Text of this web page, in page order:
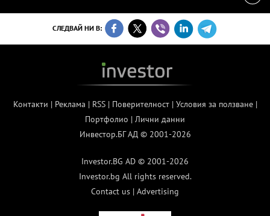
СЛЕДВАЙ НИ В:
Контакти | Реклама | RSS| Поверителност| Условия за ползване|
Портфолио | Лични данни
Инвестор.БГ АД © 2001-2026
Investor.BG AD © 2001-2026
Investor.bg All rights reserved.
Contact us | Advertising